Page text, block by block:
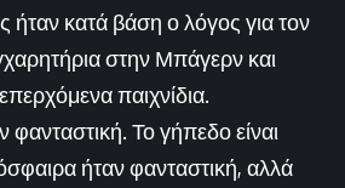
ήταν κατά βάση ο λόγος για τον
στην Μπάγερν και
παιχνίδια.
Το γήπεδο είναι
ήταν φανταστική, αλλά